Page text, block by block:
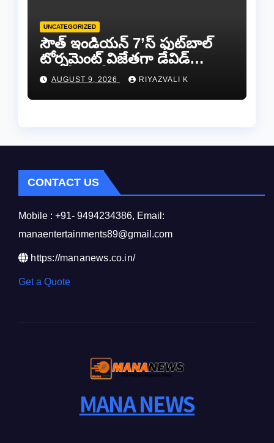
UNCATEGORIZED
సౌత్ ఇండియన్ 7’స్ ఫుట్‌బాల్
టోర్నమెంట్ విజేతగా డేవిడ్
అరకోణం టీమ్…
AUGUST 9, 2026 RIYAZVALI K
CONTACT US
Mobile : +91- 9494234386, Email:
manaentertainments89@gmail.com
https://mananews.co.in/
Get a Quote
MANA NEWS